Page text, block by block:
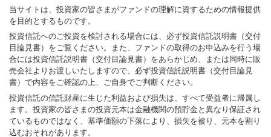
当サイトは、投資家の皆さまがファンドの理解に資するための情報提供
を目的とするものです。
投資信託へのご投資を検討される場合には、必ず投資信託説明書（交付
目論見書）をご覧ください。また、ファンドの取得のお申込みを行う場
合には投資信託説明書（交付目論見書）をあらかじめ、または同時に販
売会社よりお渡しいたしますので、必ず投資信託説明書（交付目論見
書）で内容をご確認の上、ご自身でご判断ください。
投資信託の信託財産に生じた利益および損失は、すべて受益者に帰属し
ます。投資家の皆さまの投資元本は金融機関の預貯金と異なり保証され
ているものではなく、基準価額の下落により、損失を被り、元本を割り
込むおそれがあります。